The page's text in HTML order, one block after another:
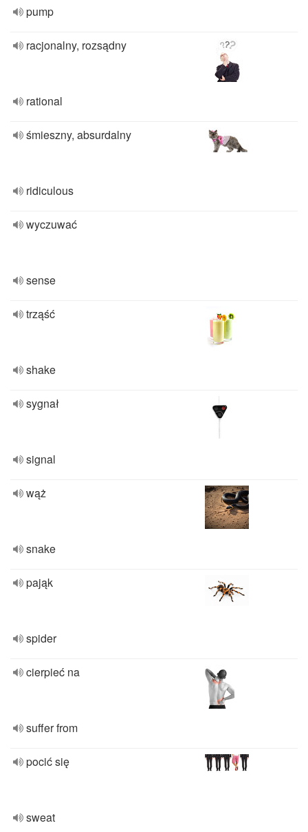
pump
racjonalny, rozsądny
rational
śmieszny, absurdalny
ridiculous
wyczuwać
sense
trząść
shake
sygnał
signal
wąż
snake
pająk
spider
cierpieć na
suffer from
pocić się
sweat